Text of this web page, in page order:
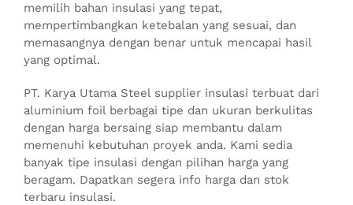
memilih bahan insulasi yang tepat,
mempertimbangkan ketebalan yang sesuai, dan
memasangnya dengan benar untuk mencapai hasil
yang optimal.
PT. Karya Utama Steel supplier insulasi terbuat dari
aluminium foil berbagai tipe dan ukuran berkulitas
dengan harga bersaing siap membantu dalam
memenuhi kebutuhan proyek anda. Kami sedia
banyak tipe insulasi dengan pilihan harga yang
beragam. Dapatkan segera info harga dan stok
terbaru insulasi.